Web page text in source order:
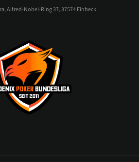
Alfred-Nobel-Ring 37, 37574 Einbeck